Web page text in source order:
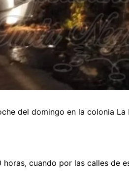
del domingo en la colonia La
cuando por las calles de